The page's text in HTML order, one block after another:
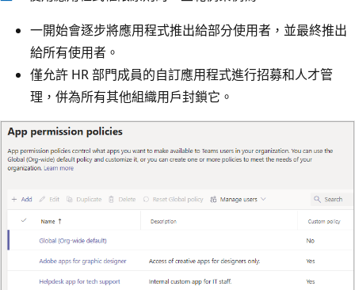
一開始會逐步將應用程式推出給部分使用者，並最終推出
給所有使用者。
僅允許 HR 部門成員的自訂應用程式進行招募和人才管
理，併為所有其他組織用戶封鎖它。